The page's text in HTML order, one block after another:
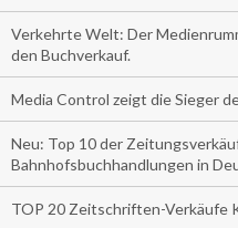
Verkehrte Welt: Der
den Buchverkauf.
Media Control zeigt die Sieger
Neu: Top 10 der
Bahnhofsbuchhandlungen in
TOP 20 Zeitschriften-Verkäufe